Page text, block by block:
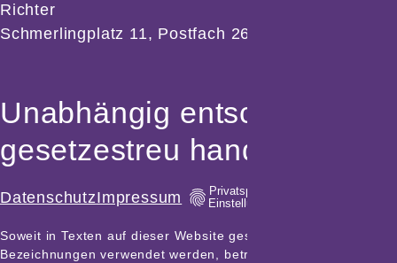
Richter
Schmerlingplatz 11, Postfach 26
Unabhängig entscheiden,
gesetzestreu handeln.
DatenschutzImpressum
Privatsphäre-
Einstellungen
Soweit in Texten auf dieser Website geschlechtsspezifische
Bezeichnungen verwendet werden, betreffen diese Frauen und